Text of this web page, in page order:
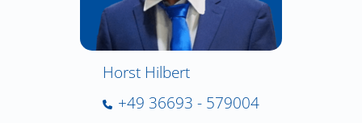
Horst Hilbert
+49 36693 - 579004